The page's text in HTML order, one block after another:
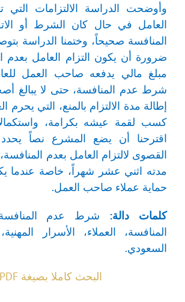
وأوضحت الدراسة الالتزامات
العامل في حال كان الشرط أو
المنافسة صحيحاً، وختمنا الدراسة
ضرورة أن يكون التزام العامل بعدم
مبلغ مالي يدفعه صاحب العمل
شرط عدم المنافسة، حتى لا يبالغ
إطالة مدة الالتزام بالمنع، التي يحرم
كسب لقمة عيشه بكرامة،
اقترحنا أن يضع المشرع نصاً يحدد
القصوى لالتزام العامل بعدم
مدته اثني عشر شهراً، خاصة عندما
حماية عملاء صاحب العمل.
كلمات دالة: شرط عدم
المنافسة، العملاء، الأسرار
السعودي.
البحث كاملا بصيغة PDF (باللغة العربية)